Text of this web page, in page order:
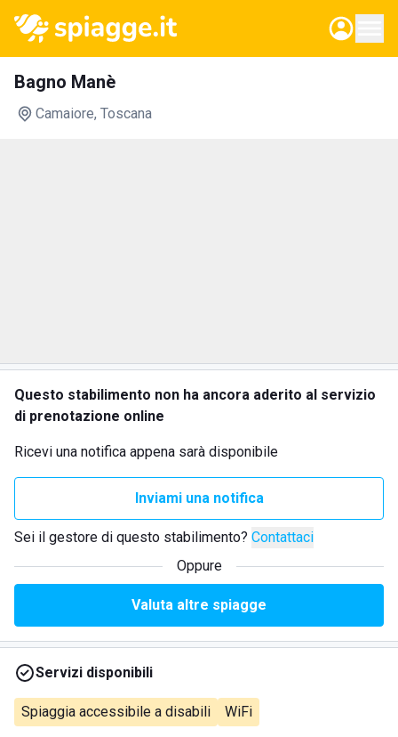
Bagno Manè
Camaiore, Toscana
Questo stabilimento non ha ancora aderito al servizio
di prenotazione online
Ricevi una notifica appena sarà disponibile
Inviami una notifica
Sei il gestore di questo stabilimento? Contattaci
Oppure
Valuta altre spiagge
Servizi disponibili
Spiaggia accessibile a disabili WiFi